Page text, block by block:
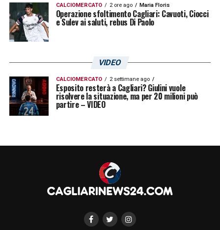
CALCIOMERCATO 2 ore ago Maria Floris
Operazione sfoltimento Cagliari: Cavuoti, Ciocci
e Sulev ai saluti, rebus Di Paolo
VIDEO
CALCIOMERCATO 2 settimane ago
Esposito resterà a Cagliari? Giulini vuole
risolvere la situazione, ma per 20 milioni può
partire – VIDEO